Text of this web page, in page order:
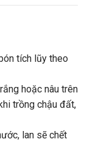
tích lũy theo
hoặc nâu trên
trồng chậu đất,
lan sẽ chết